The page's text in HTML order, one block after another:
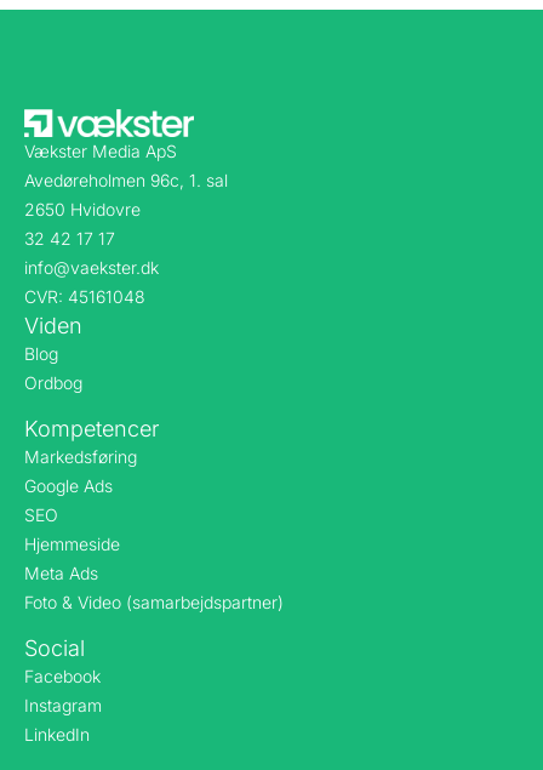
Vækster Media ApS
Avedøreholmen 96c, 1. sal
2650 Hvidovre
32 42 17 17
info@vaekster.dk
CVR: 45161048
Viden
Blog
Ordbog
Kompetencer
Markedsføring
Google Ads
SEO
Hjemmeside
Meta Ads
Foto & Video (samarbejdspartner)
Social
Facebook
Instagram
LinkedIn